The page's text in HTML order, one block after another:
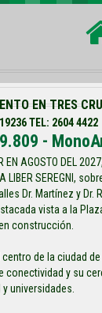
EN TRES
TEL: 2604 4422
-
EN AGOSTO DEL
LIBER SEREGNI,
Dr. Martínez y Dr.
vista a la
construcción.
de la ciudad
conectividad y su
universidades.